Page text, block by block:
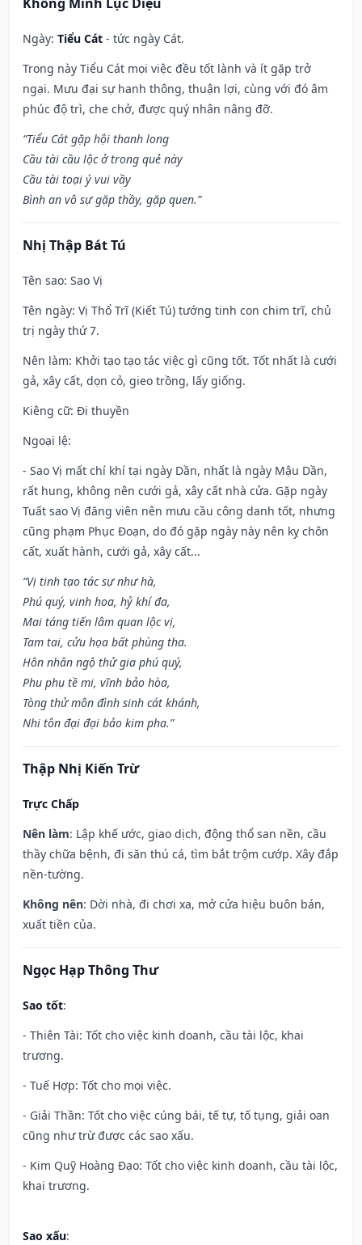
Ngày: Tiểu Cát - tức ngày Cát.
Trong này Tiểu Cát mọi việc đều tốt lành và ít gặp trở
ngại. Mưu đại sự hanh thông, thuận lợi, cùng với đó âm
phúc độ trì, che chở, được quý nhân nâng đỡ.
“Tiểu Cát gặp hội thanh long
Cầu tài cầu lộc ở trong quẻ này
Cầu tài toại ý vui vầy
Bình an vô sự gặp thầy, gặp quen.”
Nhị Thập Bát Tú
Tên sao: Sao Vị
Tên ngày: Vị Thổ Trĩ (Kiết Tú) tướng tinh con chim trĩ, chủ
trị ngày thứ 7.
Nên làm: Khởi tạo tạo tác việc gì cũng tốt. Tốt nhất là cưới
gả, xây cất, dọn cỏ, gieo trồng, lấy giống.
Kiêng cữ: Đi thuyền
Ngoại lệ:
- Sao Vị mất chí khí tại ngày Dần, nhất là ngày Mậu Dần,
rất hung, không nên cưới gả, xây cất nhà cửa. Gặp ngày
Tuất sao Vị đăng viên nên mưu cầu công danh tốt, nhưng
cũng phạm Phục Đoạn, do đó gặp ngày này nên kỵ chôn
cất, xuất hành, cưới gả, xây cất...
“Vị tinh tạo tác sự như hà,
Phú quý, vinh hoa, hỷ khí đa,
Mai táng tiến lâm quan lộc vị,
Tam tai, cửu họa bất phùng tha.
Hôn nhân ngộ thử gia phú quý,
Phu phụ tề mi, vĩnh bảo hòa,
Tòng thử môn đình sinh cát khánh,
Nhi tôn đại đại bảo kim pha.”
Thập Nhị Kiến Trừ
Trực Chấp
Nên làm: Lập khế ước, giao dịch, động thổ san nền, cầu
thầy chữa bệnh, đi săn thú cá, tìm bắt trộm cướp. Xây đắp
nền-tường.
Không nên: Dời nhà, đi chơi xa, mở cửa hiệu buôn bán,
xuất tiền của.
Ngọc Hạp Thông Thư
Sao tốt:
- Thiên Tài: Tốt cho việc kinh doanh, cầu tài lộc, khai
trương.
- Tuế Hợp: Tốt cho mọi việc.
- Giải Thần: Tốt cho việc cúng bái, tế tự, tố tụng, giải oan
cũng như trừ được các sao xấu.
- Kim Quỹ Hoàng Đạo: Tốt cho việc kinh doanh, cầu tài lộc,
khai trương.
Sao xấu: